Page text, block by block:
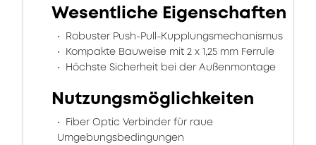
Wesentliche Eigenschaften
Robuster Push-Pull-Kupplungsmechanismus
Kompakte Bauweise mit 2 x 1,25 mm Ferrule
Höchste Sicherheit bei der Außenmontage
Nutzungsmöglichkeiten
Fiber Optic Verbinder für raue
Umgebungsbedingungen